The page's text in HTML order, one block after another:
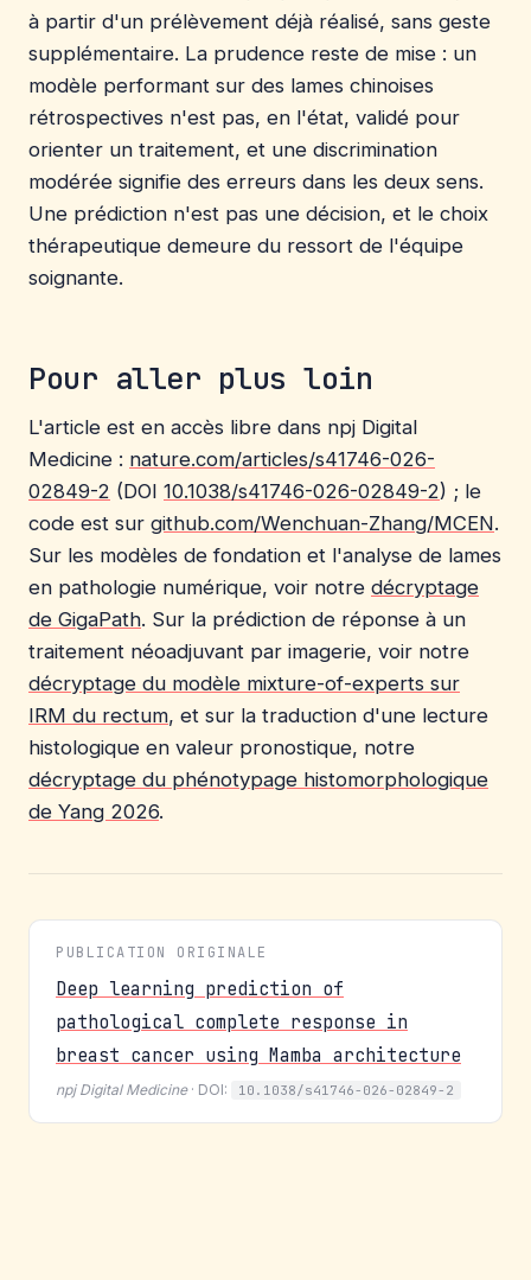
à partir d'un prélèvement déjà réalisé, sans geste
supplémentaire. La prudence reste de mise : un
modèle performant sur des lames chinoises
rétrospectives n'est pas, en l'état, validé pour
orienter un traitement, et une discrimination
modérée signifie des erreurs dans les deux sens.
Une prédiction n'est pas une décision, et le choix
thérapeutique demeure du ressort de l'équipe
soignante.
Pour aller plus loin
L'article est en accès libre dans npj Digital
Medicine : nature.com/articles/s41746-026-
02849-2 (DOI 10.1038/s41746-026-02849-2) ; le
code est sur github.com/Wenchuan-Zhang/MCEN.
Sur les modèles de fondation et l'analyse de lames
en pathologie numérique, voir notre décryptage
de GigaPath. Sur la prédiction de réponse à un
traitement néoadjuvant par imagerie, voir notre
décryptage du modèle mixture-of-experts sur
IRM du rectum, et sur la traduction d'une lecture
histologique en valeur pronostique, notre
décryptage du phénotypage histomorphologique
de Yang 2026.
PUBLICATION ORIGINALE
Deep learning prediction of
pathological complete response in
breast cancer using Mamba architecture
npj Digital Medicine· DOI: 10.1038/s41746-026-02849-2